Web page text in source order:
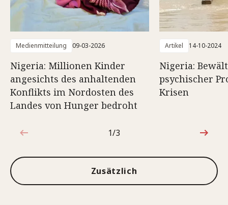
Medienmitteilung 09-03-2026
Nigeria: Millionen Kinder
angesichts des anhaltenden
Konflikts im Nordosten des
Landes von Hunger bedroht
Artikel 14-10-2024
Nigeria:
psychischer
Krisen
1von3
1/3
Zusätzlich